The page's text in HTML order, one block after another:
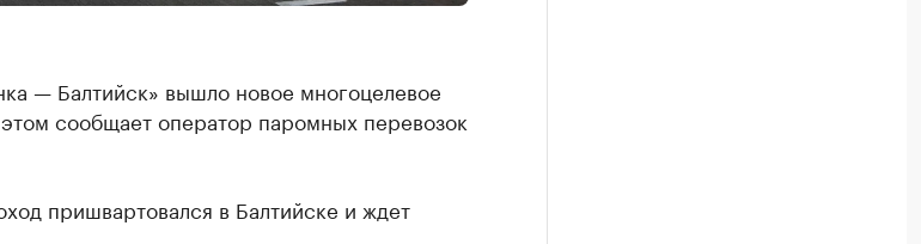
— Балтийск» вышло новое многоцелевое
сообщает оператор паромных перевозок
пришвартовался в Балтийске и ждет